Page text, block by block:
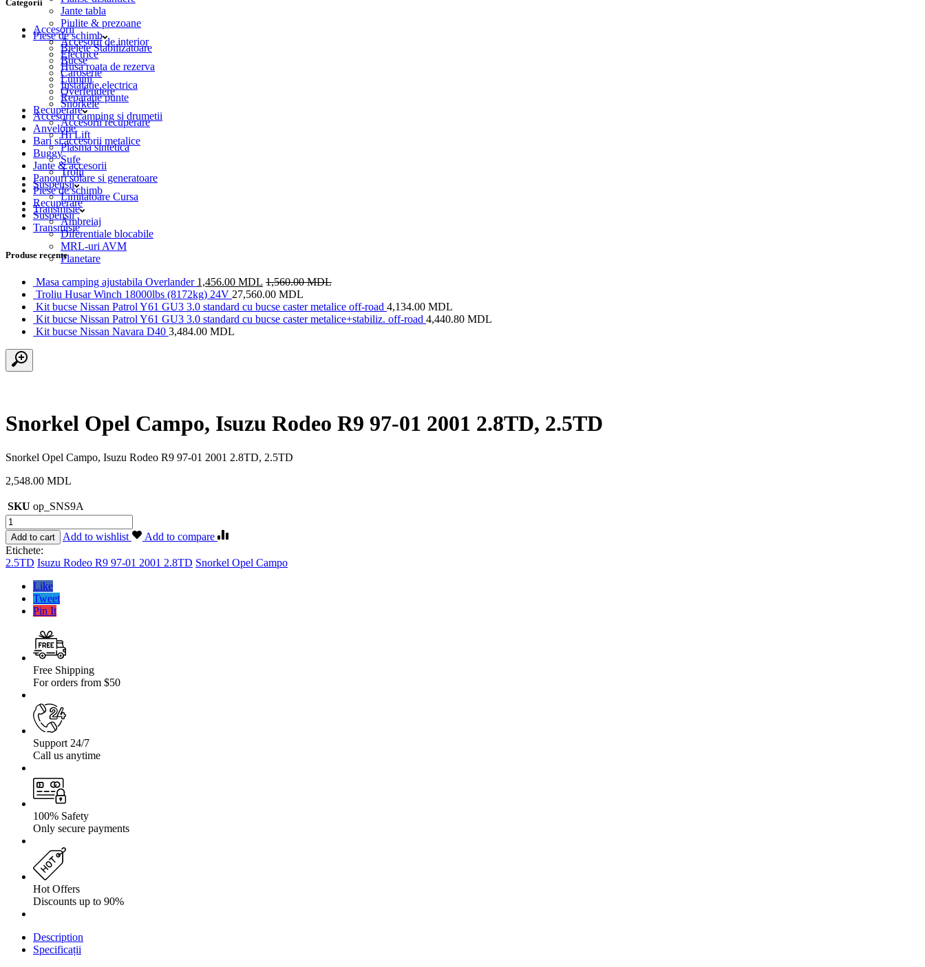
Jante tabla
Piulite & prezoane
Piese de schimb
Bielete Stabilizatoare
Bucse
Caroserie
Instalatie electrica
Reparatie punte
Recuperare
Accesorii recuperare
Hi Lift
Plasma sintetica
Sufe
Trolii
Suspensii
Limitatoare Cursa
Transmisie
Ambreiaj
Diferentiale blocabile
MRL-uri AVM
Planetare
Categorii
Accesorii
Accesorii de interior
Electrice
Husa roata de rezerva
Lumini
Overfendere
Snorkele
Accesorii camping si drumetii
Anvelope
Bari si accesorii metalice
Buggy
Jante & accesorii
Panouri solare si generatoare
Piese de schimb
Recuperare
Suspensii
Transmisie
Produse recente
Masa camping ajustabila Overlander 1,456.00 MDL 1,560.00MDL
Troliu Husar Winch 18000lbs (8172kg) 24V 27,560.00 MDL
Kit bucse Nissan Patrol Y61 GU3 3.0 standard cu bucse caster metalice off-road 4,134.00 MDL
Kit bucse Nissan Patrol Y61 GU3 3.0 standard cu bucse caster metalice+stabiliz. off-road 4,440.80 MDL
Kit bucse Nissan Navara D40 3,484.00 MDL
Snorkel Opel Campo, Isuzu Rodeo R9 97-01 2001 2.8TD, 2.5TD
Snorkel Opel Campo, Isuzu Rodeo R9 97-01 2001 2.8TD, 2.5TD
2,548.00 MDL
SKU op_SNS9A
Cantitate
Snorkel
Opel
Campo,
Isuzu
Rodeo
2.5TD
Add to cart Add to wishlist
Add to compare
Etichete:
2.5TD Isuzu Rodeo R9 97-01 2001 2.8TD Snorkel Opel Campo
Like
Tweet
Pin It
Free Shipping
For orders from $50
Support 24/7
Call us anytime
100% Safety
Only secure payments
Hot Offers
Discounts up to 90%
Description
Specificații